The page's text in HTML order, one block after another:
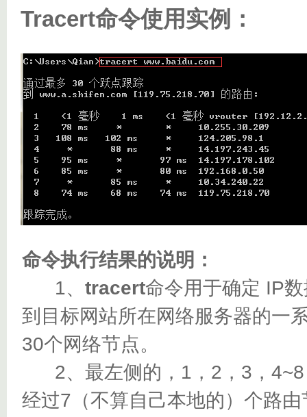
Tracert命令使用实例：
命令执行结果的说明：
1、 tracert命令用于确定 IP
到目标网站所在网络服务器的一
30个网络节点。
2、最左侧的，1，2，3，4~8
经过7（不算自己本地的）个路